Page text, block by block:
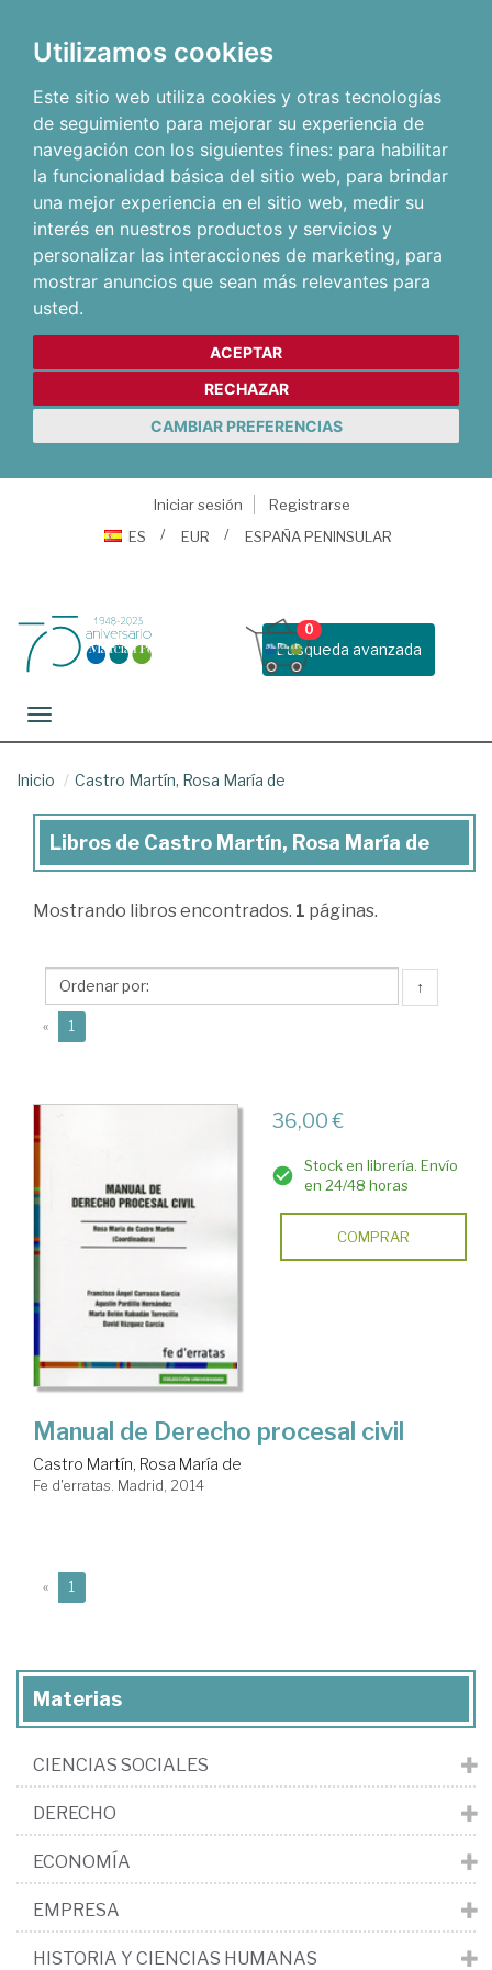
Utilizamos cookies
Este sitio web utiliza cookies y otras tecnologías
de seguimiento para mejorar su experiencia de
navegación con los siguientes fines: para habilitar
la funcionalidad básica del sitio web, para brindar
una mejor experiencia en el sitio web, medir su
interés en nuestros productos y servicios y
personalizar las interacciones de marketing, para
mostrar anuncios que sean más relevantes para
usted.
ACEPTAR
RECHAZAR
CAMBIAR PREFERENCIAS
Iniciar sesión
Registrarse
ES
EUR ESPAÑA PENINSULAR
Busqueda avanzada
0
Toggle navigation
Inicio Castro Martín, Rosa María de
Libros
Castro
Rosa
María
Libros de Castro Martín, Rosa María de
Mostrando libros encontrados. 1 páginas.
↑
« 1
36,00 €
Stock en librería. Envío
en 24/48 horas
COMPRAR
Manual de Derecho procesal civil
Castro Martín, Rosa María de
Fe d'erratas. Madrid, 2014
« 1
Materias
CIENCIAS SOCIALES
DERECHO
ECONOMÍA
EMPRESA
HISTORIA Y CIENCIAS HUMANAS